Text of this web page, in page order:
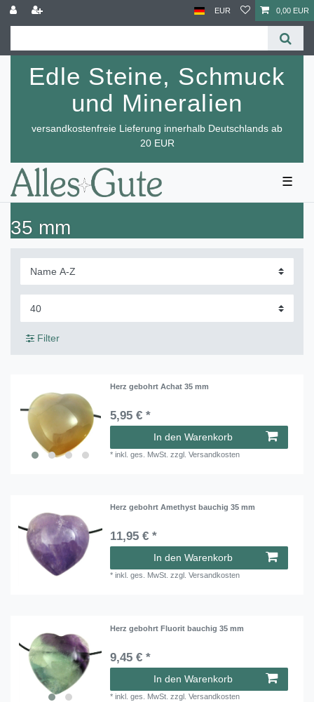
EUR 0,00 EUR
Edle Steine, Schmuck
und Mineralien
versandkostenfreie Lieferung innerhalb Deutschlands ab
20 EUR
☰
35 mm
Filter
Herz gebohrt Achat 35 mm
5,95 € *
In den Warenkorb
*inkl. ges. MwSt. zzgl.Versandkosten
Herz gebohrt Amethyst bauchig 35 mm
11,95 € *
In den Warenkorb
*inkl. ges. MwSt. zzgl.Versandkosten
Herz gebohrt Fluorit bauchig 35 mm
9,45 € *
In den Warenkorb
*inkl. ges. MwSt. zzgl.Versandkosten